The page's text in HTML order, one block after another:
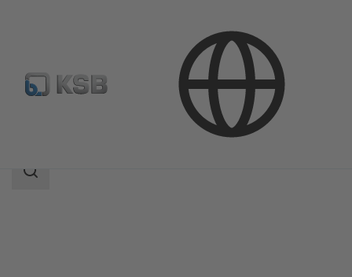
Каталог продукции ECOLINE GLF 800
Область